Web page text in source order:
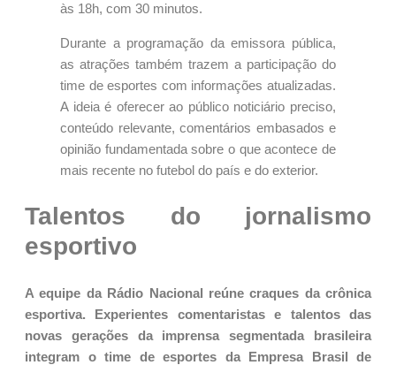
às 18h, com 30 minutos.
Durante a programação da emissora pública,
as atrações também trazem a participação do
time de esportes com informações atualizadas.
A ideia é oferecer ao público noticiário preciso,
conteúdo relevante, comentários embasados e
opinião fundamentada sobre o que acontece de
mais recente no futebol do país e do exterior.
Talentos do jornalismo
esportivo
A equipe da Rádio Nacional reúne craques da crônica
esportiva. Experientes comentaristas e talentos das
novas gerações da imprensa segmentada brasileira
integram o time de esportes da Empresa Brasil de